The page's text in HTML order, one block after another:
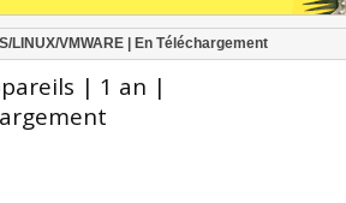
LINUX/VMWARE | En Téléchargement
| 1 an |